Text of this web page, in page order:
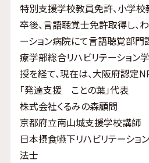
特別支援学校教員免許、小学校
卒後、言語聴覚士免許取得し、
ーション病院にて言語聴覚部門
療学部総合リハビリテーション
授を経て、現在は、大阪府認定
「発達支援 ことの葉」代表
株式会社くるみの森顧問
京都府立南山城支援学校講師
日本摂食嚥下リハビリテーショ
法士